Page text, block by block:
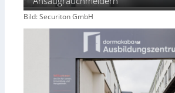
Bild: Securiton GmbH